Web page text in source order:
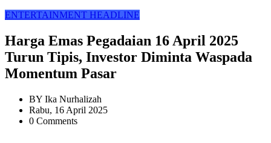
ENTERTAINMENT HEADLINE
Harga Emas Pegadaian 16 April 2025
Turun Tipis, Investor Diminta Waspada
Momentum Pasar
BY Ika Nurhalizah
Rabu, 16 April 2025
0 Comments